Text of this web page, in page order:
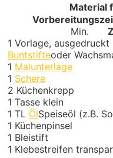
Material
Min.
1 Vorlage, ausgedruckt
Buntstifteoder
1 Malunterlage
1 Schere
2 Küchenkrepp
1 Tasse klein
1 TL ÖlSpeiseöl (z.B.
1 Küchenpinsel
1 Bleistift
1 Klebestreifen